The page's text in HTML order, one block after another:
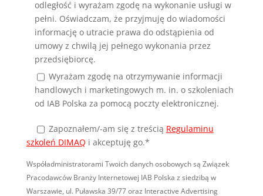
odległość i wyrażam zgodę na wykonanie usługi w
pełni. Oświadczam, że przyjmuję do wiadomości
informację o utracie prawa do odstąpienia od
umowy z chwilą jej pełnego wykonania przez
przedsiębiorcę.
Wyrażam zgodę na otrzymywanie informacji
handlowych i marketingowych m. in. o szkoleniach
od IAB Polska za pomocą poczty elektronicznej.
Zapoznałem/-am się z treścią Regulaminu
szkoleń DIMAQ i akceptuję go.*
Współadministratorami Twoich danych osobowych są Związek
Pracodawców Branży Internetowej IAB Polska z siedzibą w
Warszawie, ul. Puławska 39/77 oraz Interactive Advertising